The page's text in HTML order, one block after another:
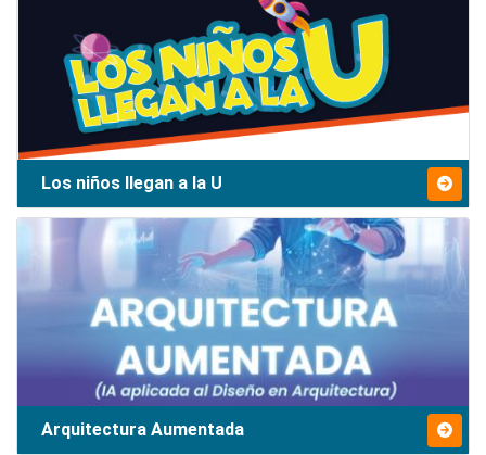
Los niños llegan a la U
Arquitectura Aumentada